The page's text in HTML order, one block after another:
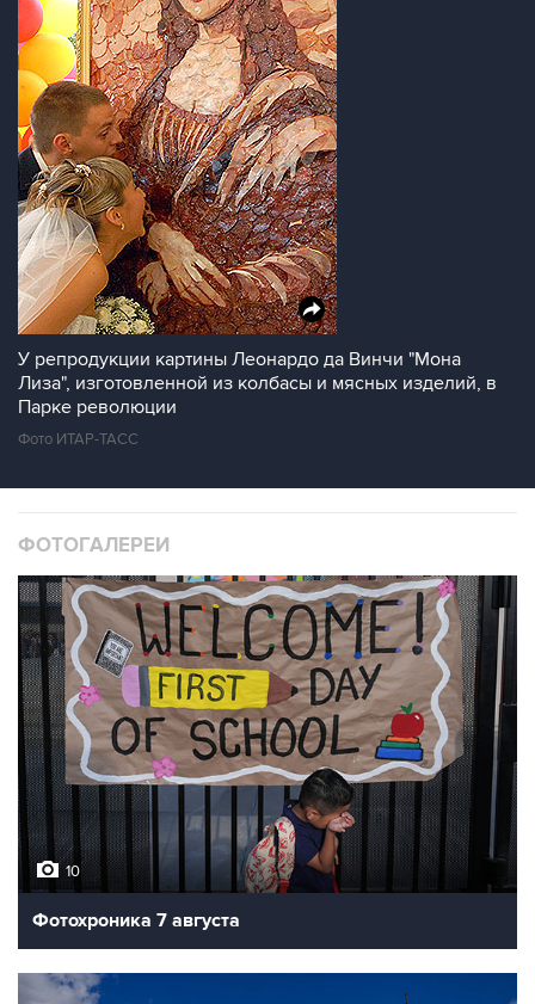
У репродукции картины Леонардо да Винчи "Мона
Лиза", изготовленной из колбасы и мясных изделий, в
Парке революции
Фото ИТАР-ТАСС
ФОТОГАЛЕРЕИ
10
Фотохроника 7 августа